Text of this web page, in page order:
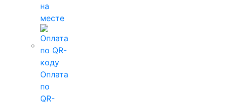
на
месте
Оплата
по
QR-